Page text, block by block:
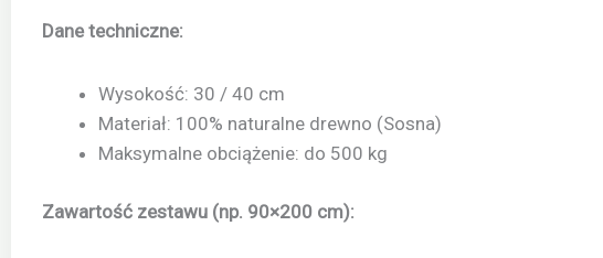
Dane techniczne:
Wysokość: 30 / 40 cm
Materiał: 100% naturalne drewno (Sosna)
Maksymalne obciążenie: do 500 kg
Zawartość zestawu (np. 90×200 cm):